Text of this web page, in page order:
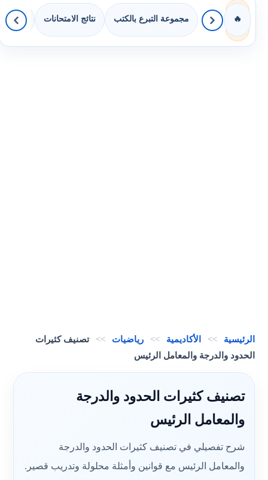
🔥 مجموعة التبرع بالكتب نتائج الامتحانات
الرئيسية >> الأكاديمية >> رياضيات >>
تصنيف كثيرات
الحدود والدرجة والمعامل الرئيس
تصنيف كثيرات الحدود والدرجة
والمعامل الرئيس
شرح تفصيلي في تصنيف كثيرات الحدود والدرجة
والمعامل الرئيس مع قوانين وأمثلة محلولة وتدريب قصير.